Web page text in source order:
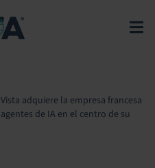
adquiere la empresa francesa
de IA en el centro de su